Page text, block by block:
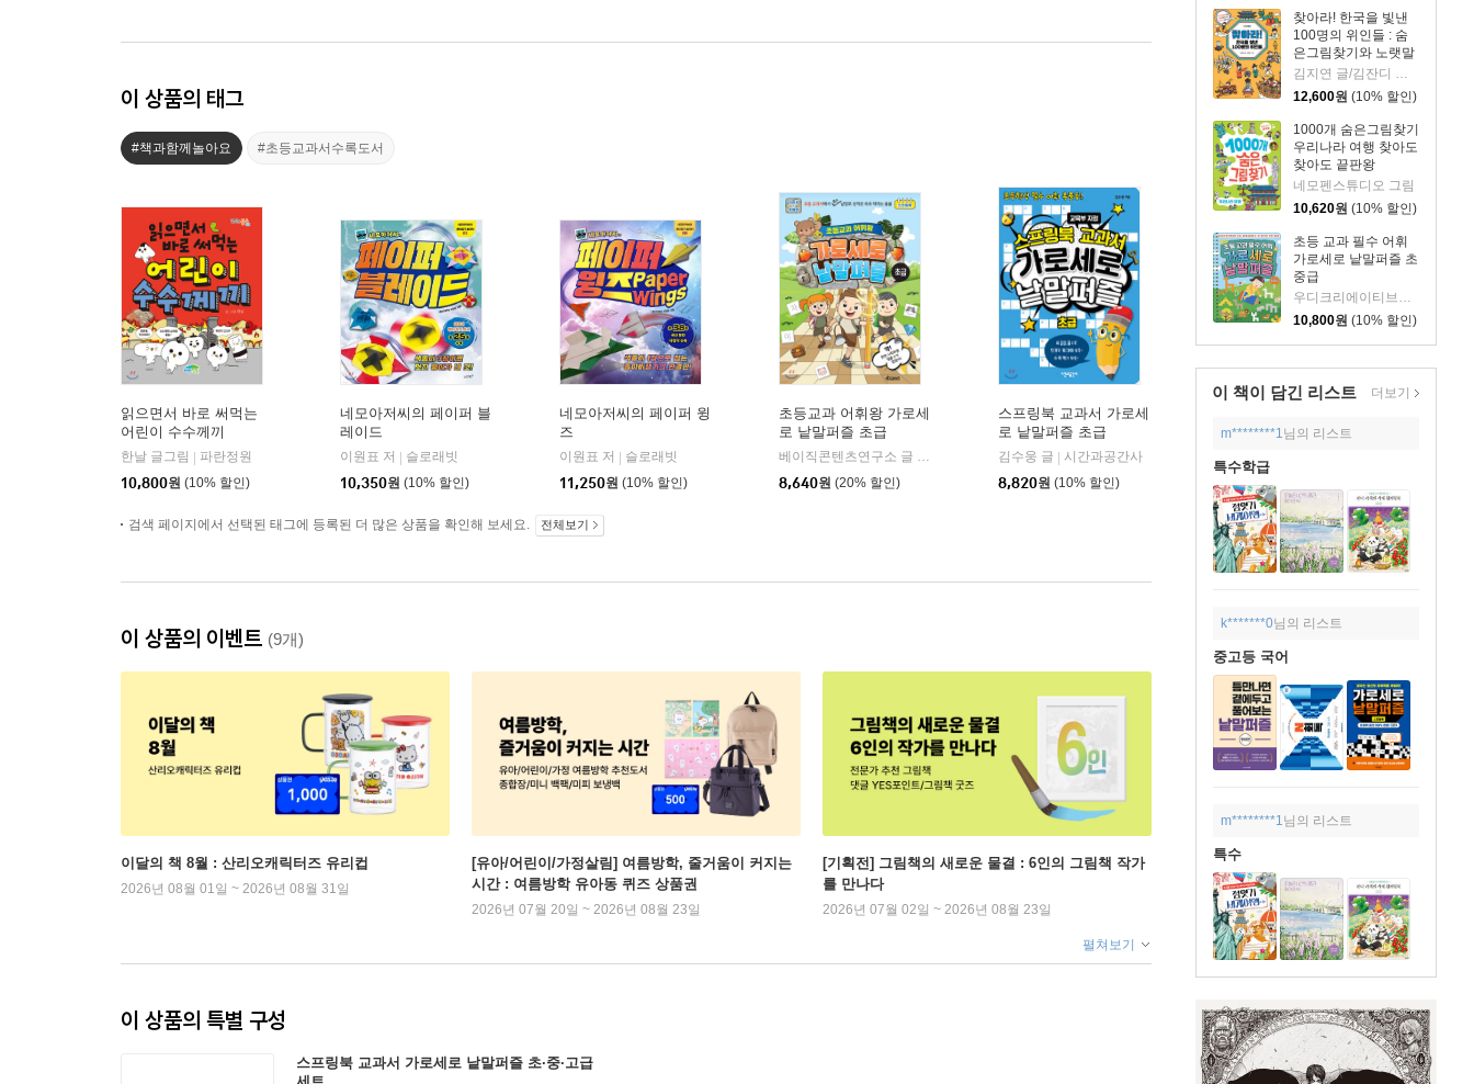
찾아라! 한국을 빛낸
100명의 위인들 : 숨
은그림찾기와 노랫말
로 만나는 한국사 이
12,600원 (10% 할인)
1000개 숨은그림찾기
우리나라 여행 찾아도
찾아도 끝판왕
네모펜스튜디오 그림
10,620원 (10% 할인)
초등 교과 필수 어휘
가로세로 낱말퍼즐 초
중급
10,800원 (10% 할인)
이 책이 담긴 리스트 더보기
m********1 님의 리스트
특수학급
k*******0님의 리스트
중고등 국어
m********1 님의 리스트
특수
이 상품의 태그
#책과함께놀아요 #초등교과서수록도서
읽으면서 바로 써먹는
어린이 수수께끼
한날 글그림
파란정원
10,800원 (10% 할인)
네모아저씨의 페이퍼 블
레이드
이원표 저
슬로래빗
10,350원 (10% 할인)
네모아저씨의 페이퍼 윙
즈
이원표 저
슬로래빗
11,250원 (10% 할인)
초등교과 어휘왕 가로세
로 낱말퍼즐 초급
베이직콘텐츠연구소 글 | 키즈프렌즈
8,640원 (20% 할인)
스프링북 교과서 가로세
로 낱말퍼즐 초급
김수웅 글
시간과공간사
8,820원 (10% 할인)
검색 페이지에서 선택된 태그에 등록된 더 많은 상품을 확인해 보세요. 전체보기
이 상품의 이벤트 (9개)
이달의 책 8월 : 산리오캐릭터즈 유리컵
2026년 08월 01일 ~ 2026년 08월 31일
[유아/어린이/가정살림] 여름방학, 줄거움이 커지는
시간 : 여름방학 유아동 퀴즈 상품권
2026년 07월 20일 ~ 2026년 08월 23일
[기획전] 그림책의 새로운 물결 : 6인의 그림책 작가
를 만나다
2026년 07월 02일 ~ 2026년 08월 23일
펼쳐보기
이 상품의 특별 구성
스프링북 교과서 가로세로 낱말퍼즐 초·중·고급